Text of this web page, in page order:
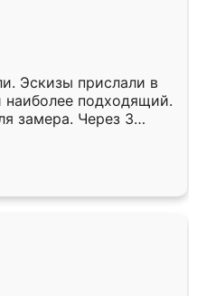
Эскизы прислали в
подходящий.
замера. Через 3
готова. Остались
Ренессанс
работу!